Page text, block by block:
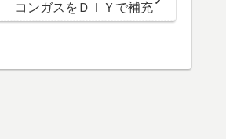
コンガスをＤＩＹで補充